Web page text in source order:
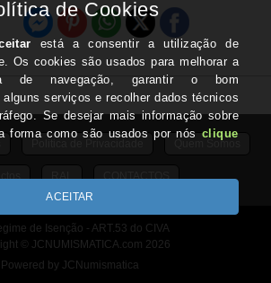
Quem Somos
RAL CONTACTOS
de Isenção - ART.53 do CIVA
© JCNUMISMATICA.com 2026
Powered by JCNumismatica